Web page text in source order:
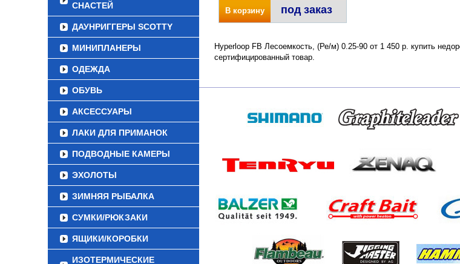
СНАСТЕЙ
ДАУНРИГГЕРЫ SCOTTY
МИНИПЛАНЕРЫ
ОДЕЖДА
ОБУВЬ
АКСЕССУАРЫ
ЛАКИ ДЛЯ ПРИМАНОК
ПОДВОДНЫЕ КАМЕРЫ
ЭХОЛОТЫ
ЗИМНЯЯ РЫБАЛКА
СУМКИ/РЮКЗАКИ
ЯЩИКИ/КОРОБКИ
ИЗОТЕРМИЧЕСКИЕ
В корзину под заказ
Hyperloop FB Лесоемкость, (Ре/м) 0.25-90 от 1 450 р. купить
сертифицированный товар.